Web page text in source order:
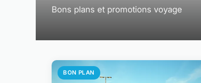
Bons plans et promotions voyage
BON PLAN